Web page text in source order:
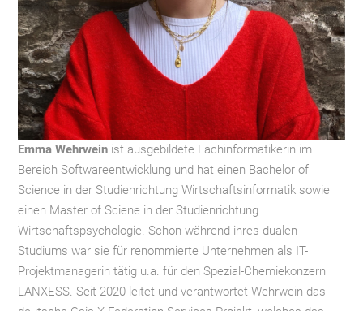
Emma Wehrwein ist ausgebildete Fachinformatikerin im
Bereich Softwareentwicklung und hat einen Bachelor of
Science in der Studienrichtung Wirtschaftsinformatik sowie
einen Master of Sciene in der Studienrichtung
Wirtschaftspsychologie. Schon während ihres dualen
Studiums war sie für renommierte Unternehmen als IT-
Projektmanagerin tätig u.a. für den Spezial-Chemiekonzern
LANXESS. Seit 2020 leitet und verantwortet Wehrwein das